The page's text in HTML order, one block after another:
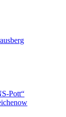
Pott“